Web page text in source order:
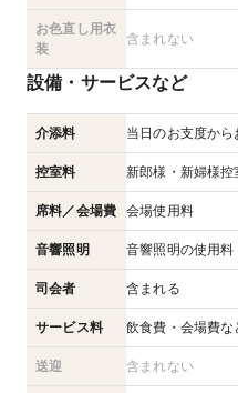
お色直し用衣
装
含まれない
設備・サービスなど
介添料 当日のお支度か
控室料 新郎様・新婦様
席料／会場費 会場使用料
音響照明 音響照明の使用料
司会者 含まれる
サービス料 飲食費・会場費な
送迎 含まれない